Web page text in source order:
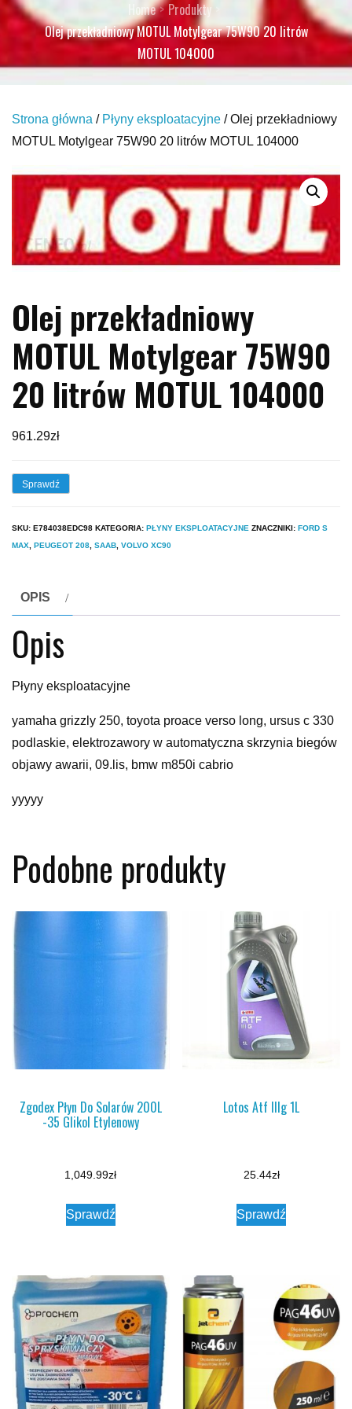
Home
Produkty
Olej przekładniowy MOTUL Motylgear 75W90 20 litrów
MOTUL 104000
Strona główna / Płyny eksploatacyjne / Olej przekładniowy
MOTUL Motylgear 75W90 20 litrów MOTUL 104000
Olej przekładniowy
MOTUL Motylgear 75W90
20 litrów MOTUL 104000
961.29zł
Sprawdź
SKU: E784038EDC98 KATEGORIA: PŁYNY EKSPLOATACYJNE ZNACZNIKI: FORD S
MAX PEUGEOT 208 SAAB VOLVO XC90
OPIS
Opis
Płyny eksploatacyjne
yamaha grizzly 250, toyota proace verso long, ursus c 330
podlaskie, elektrozawory w automatyczna skrzynia biegów
objawy awarii, 09.lis, bmw m850i cabrio
yyyyy
Podobne produkty
Zgodex Płyn Do Solarów 200L
-35 Glikol Etylenowy
1,049.99zł
Sprawdź
Lotos Atf IIIg 1L
25.44zł
Sprawdź